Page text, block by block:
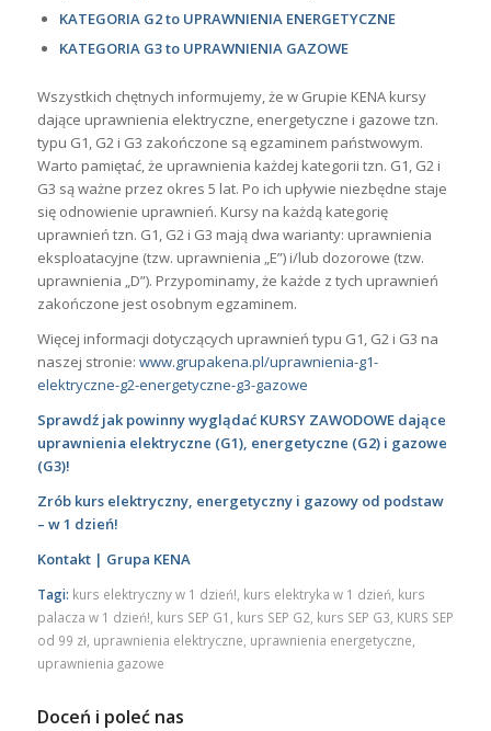
KATEGORIA G2 to UPRAWNIENIA ENERGETYCZNE
KATEGORIA G3 to UPRAWNIENIA GAZOWE
Wszystkich chętnych informujemy, że w Grupie KENA kursy
dające uprawnienia elektryczne, energetyczne i gazowe tzn.
typu G1, G2 i G3 zakończone są egzaminem państwowym.
Warto pamiętać, że uprawnienia każdej kategorii tzn. G1, G2 i
G3 są ważne przez okres 5 lat. Po ich upływie niezbędne staje
się odnowienie uprawnień. Kursy na każdą kategorię
uprawnień tzn. G1, G2 i G3 mają dwa warianty: uprawnienia
eksploatacyjne (tzw. uprawnienia „E”) i/lub dozorowe (tzw.
uprawnienia „D”). Przypominamy, że każde z tych uprawnień
zakończone jest osobnym egzaminem.
Więcej informacji dotyczących uprawnień typu G1, G2 i G3 na
naszej stronie: www.grupakena.pl/uprawnienia-g1-
elektryczne-g2-energetyczne-g3-gazowe
Sprawdź jak powinny wyglądać KURSY ZAWODOWE dające
uprawnienia elektryczne (G1), energetyczne (G2) i gazowe
(G3)!
Zrób kurs elektryczny, energetyczny i gazowy od podstaw
– w 1 dzień!
Kontakt | Grupa KENA
Tagi: kurs elektryczny w 1 dzień!, kurs elektryka w 1 dzień, kurs
palacza w 1 dzień!, kurs SEP G1 , kurs SEP G2, kurs SEP G3, KURS SEP
od 99 zł, uprawnienia elektryczne, uprawnienia energetyczne,
uprawnienia gazowe
Doceń i poleć nas